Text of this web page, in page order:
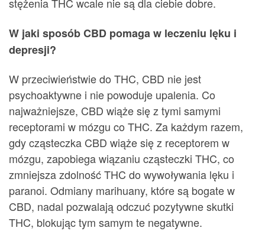
W jaki sposób CBD pomaga w leczeniu lęku i
depresji?
W przeciwieństwie do THC, CBD nie jest
psychoaktywne i nie powoduje upalenia. Co
najważniejsze, CBD wiąże się z tymi samymi
receptorami w mózgu co THC. Za każdym razem,
gdy cząsteczka CBD wiąże się z receptorem w
mózgu, zapobiega wiązaniu cząsteczki THC, co
zmniejsza zdolność THC do wywoływania lęku i
paranoi. Odmiany marihuany, które są bogate w
CBD, nadal pozwalają odczuć pozytywne skutki
THC, blokując tym samym te negatywne.